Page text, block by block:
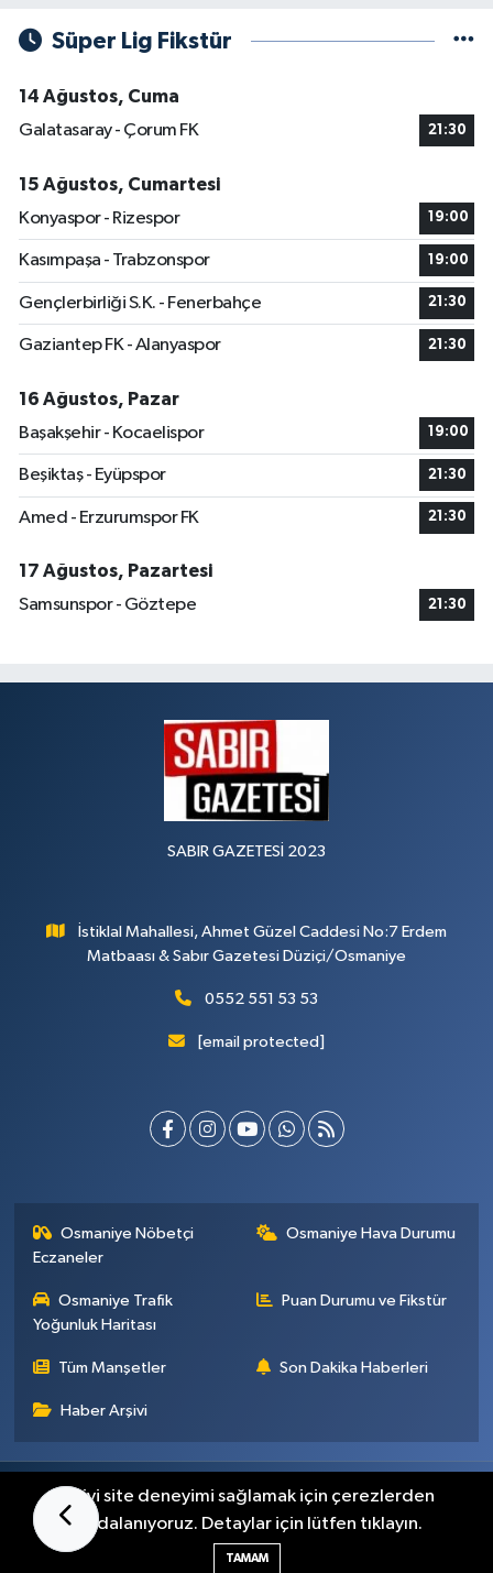
Süper Lig Fikstür
14 Ağustos, Cuma
Galatasaray - Çorum FK
21:30
15 Ağustos, Cumartesi
Konyaspor - Rizespor
19:00
Kasımpaşa - Trabzonspor 19:00
Gençlerbirliği S.K. - Fenerbahçe 21:30
Gaziantep FK - Alanyaspor 21:30
16 Ağustos, Pazar
Başakşehir - Kocaelispor
19:00
Beşiktaş - Eyüpspor 21:30
Amed - Erzurumspor FK 21:30
17 Ağustos, Pazartesi
Samsunspor - Göztepe
21:30
SABIR GAZETESİ 2023
İstiklal Mahallesi, Ahmet Güzel Caddesi No:7 Erdem
Matbaası & Sabır Gazetesi Düziçi/Osmaniye
0552 551 53 53
[email protected]
Osmaniye Nöbetçi
Eczaneler
Osmaniye Hava Durumu
Osmaniye Trafik
Yoğunluk Haritası
Puan Durumu ve Fikstür
Tüm Manşetler Son Dakika Haberleri
Haber Arşivi
Künye İletişim Gizlilik Sözleşmesi
Haber Yazılımı:
En iyi site deneyimi sağlamak için çerezlerden
faydalanıyoruz. Detaylar için lütfen tıklayın.
TAMAM